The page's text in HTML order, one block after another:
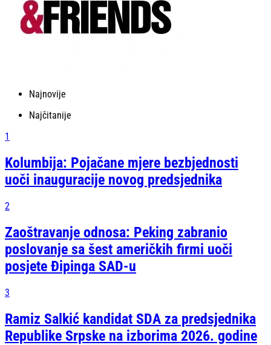
Najnovije
Najčitanije
1
Kolumbija: Pojačane mjere bezbjednosti
uoči inauguracije novog predsjednika
2
Zaoštravanje odnosa: Peking zabranio
poslovanje sa šest američkih firmi uoči
posjete Đipinga SAD-u
3
Ramiz Salkić kandidat SDA za predsjednika
Republike Srpske na izborima 2026. godine